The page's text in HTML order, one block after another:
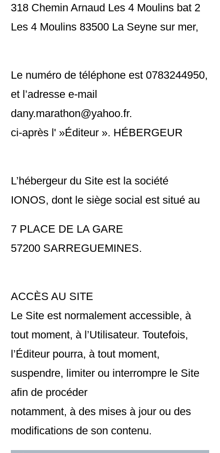
318 Chemin Arnaud Les 4 Moulins bat 2
Les 4 Moulins 83500 La Seyne sur mer,
Le numéro de téléphone est 0783244950,
et l’adresse e-mail
dany.marathon@yahoo.fr.
ci-après l' »Éditeur ». HÉBERGEUR
L’hébergeur du Site est la société
IONOS, dont le siège social est situé au
7 PLACE DE LA GARE
57200 SARREGUEMINES.
ACCÈS AU SITE
Le Site est normalement accessible, à
tout moment, à l’Utilisateur. Toutefois,
l’Éditeur pourra, à tout moment,
suspendre, limiter ou interrompre le Site
afin de procéder
notamment, à des mises à jour ou des
modifications de son contenu.